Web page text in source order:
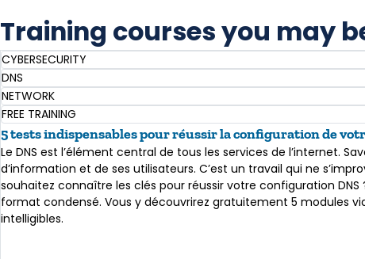
Training courses you may
CYBERSECURITY
DNS
NETWORK
FREE TRAINING
5 tests indispensables pour réussir la configuration de
Le DNS est l’élément central de tous les services de l’internet.
d’information et de ses utilisateurs. C’est un travail qui ne
souhaitez connaître les clés pour réussir votre configuration
format condensé. Vous y découvrirez gratuitement 5 modules
intelligibles.